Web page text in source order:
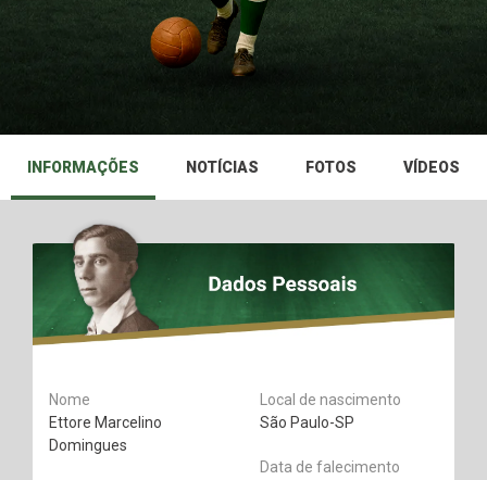
INFORMAÇÕES NOTÍCIAS FOTOS VÍDEOS
Nome
Ettore Marcelino
Domingues
Local de nascimento
São Paulo-SP
Data de falecimento